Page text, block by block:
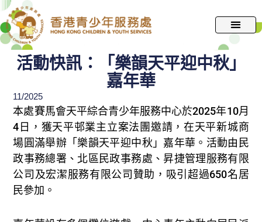
跳
至
主
活動快訊：「樂韻天平迎中秋」
嘉年華
11/2025
本處賽馬會天平綜合青少年服務中心於2025年10月
4日，獲天平邨業主立案法團邀請，在天平新城商
場圓滿舉辦「樂韻天平迎中秋」嘉年華。活動由民
政事務總署、北區民政事務處、昇捷管理服務有限
公司及宏潔服務有限公司贊助，吸引超過650名居
民參加。​